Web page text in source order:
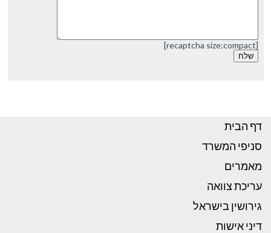
[recaptcha size:compact]
דף הבית
סניפי המשרד
מאמרים
עריכת צוואה
גירושין בישראל
דיני אישות